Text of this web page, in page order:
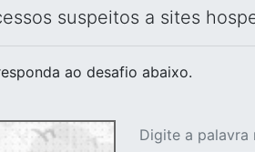
suspeitos a sites
ao desafio abaixo.
Digite a palavra